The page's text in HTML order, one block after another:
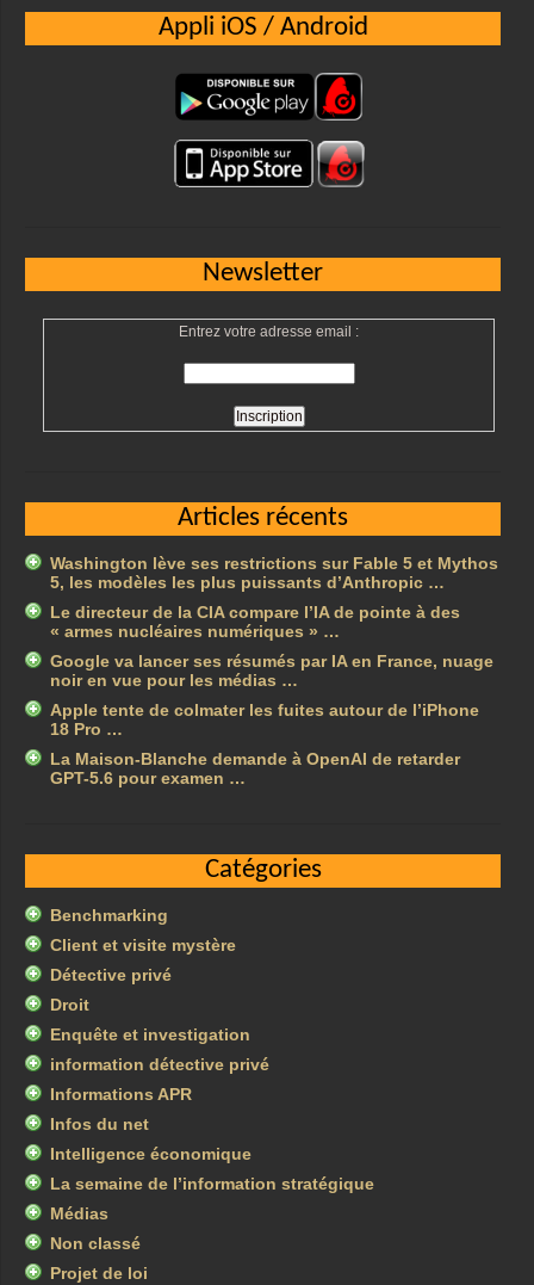
Appli iOS / Android
Newsletter
Entrez votre adresse email :
Articles récents
Washington lève ses restrictions sur Fable 5 et Mythos
5, les modèles les plus puissants d’Anthropic …
Le directeur de la CIA compare l’IA de pointe à des
« armes nucléaires numériques » …
Google va lancer ses résumés par IA en France, nuage
noir en vue pour les médias …
Apple tente de colmater les fuites autour de l’iPhone
18 Pro …
La Maison-Blanche demande à OpenAI de retarder
GPT-5.6 pour examen …
Catégories
Benchmarking
Client et visite mystère
Détective privé
Droit
Enquête et investigation
information détective privé
Informations APR
Infos du net
Intelligence économique
La semaine de l’information stratégique
Médias
Non classé
Projet de loi